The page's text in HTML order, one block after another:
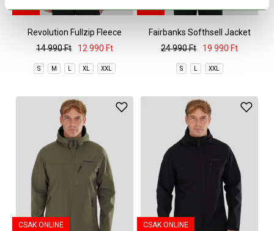
-13%
Revolution Fullzip Fleece
14 990 Ft
12 990 Ft
S M L XL XXL
-20%
Fairbanks Softhsell Jacket
24 990 Ft
19 990 Ft
S L XXL
CSAK ONLINE CSAK ONLINE